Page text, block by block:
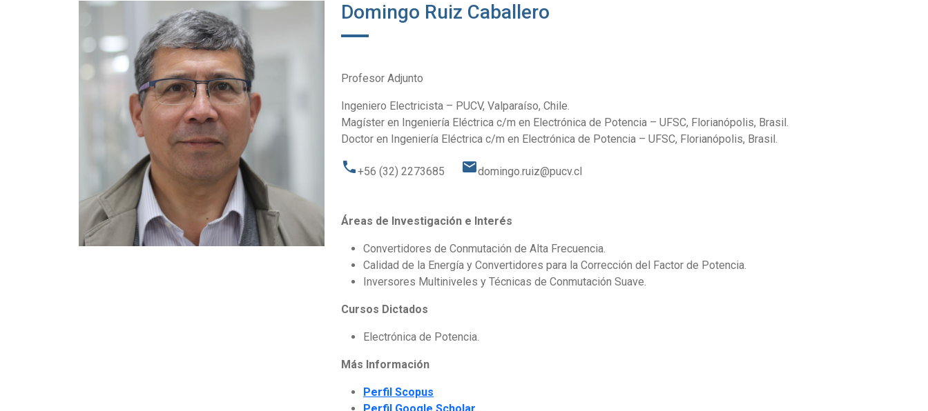
Domingo Ruiz Caballero
Profesor Adjunto
Ingeniero Electricista – PUCV, Valparaíso, Chile.
Magíster en Ingeniería Eléctrica c/m en Electrónica de Potencia – UFSC, Florianópolis, Brasil.
Doctor en Ingeniería Eléctrica c/m en Electrónica de Potencia – UFSC, Florianópolis, Brasil.
phone+56 (32) 2273685 emaildomingo.ruiz@pucv.cl
Áreas de Investigación e Interés
Convertidores de Conmutación de Alta Frecuencia.
Calidad de la Energía y Convertidores para la Corrección del Factor de Potencia.
Inversores Multiniveles y Técnicas de Conmutación Suave.
Cursos Dictados
Electrónica de Potencia.
Más Información
Perfil Scopus